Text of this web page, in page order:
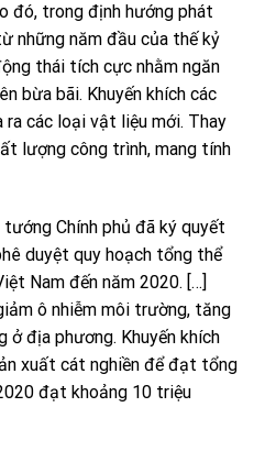
đó, trong định hướng phát
những năm đầu của thế kỷ
thái tích cực nhằm ngăn
bừa bãi. Khuyến khích các
ra các loại vật liệu mới. Thay
lượng công trình, mang tính
Chính phủ đã ký quyết
duyệt quy hoạch tổng thể
Nam đến năm 2020. […]
ô nhiễm môi trường, tăng
ở địa phương. Khuyến khích
xuất cát nghiền để đạt tổng
đạt khoảng 10 triệu